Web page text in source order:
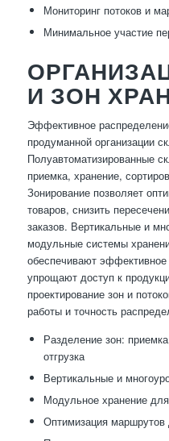
Мониторинг потоков и
Минимальное участие
И ЗОН
Эффективное
продуманной организации
Полуавтоматизированные
приемка, хранение,
Зонирование позволяет
товаров, снизить
заказов. Вертикальные и
модульные системы
обеспечивают
упрощают доступ к
проектирование зон и
работы и точность
Разделение зон:
отгрузка
Вертикальные и
Модульное хранение
Оптимизация маршрутов